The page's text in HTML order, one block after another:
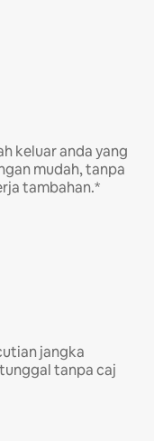
keluar anda yang
mudah, tanpa
tambahan.*
jangka
tanpa caj